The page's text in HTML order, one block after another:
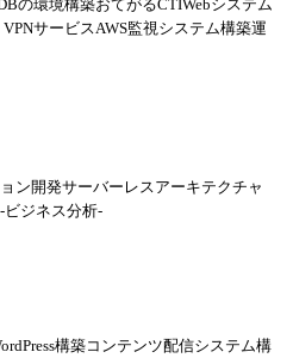
の環境構築おてがるCTIWebシステム
サービスAWS監視システム構築運
ン開発サーバーレスアーキテクチャ
ビジネス分析-
構築コンテンツ配信システム構